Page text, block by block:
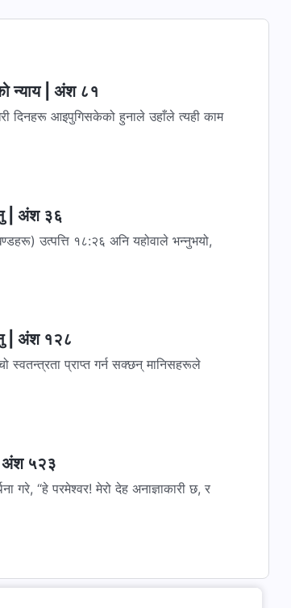
न्याय | अंश ८१
दिनहरू आइपुगिसकेको हुनाले उहाँले त्यही काम
| अंश ३६
भन्नुभयो,
| अंश १२८
प्राप्त गर्न सक्छन् मानिसहरूले
अंश ५२३
गरे, “हे परमेश्‍वर! मेरो देह अनाज्ञाकारी छ, र